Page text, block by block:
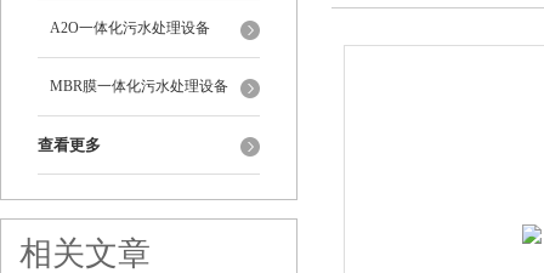
A2O一体化污水处理设备
MBR膜一体化污水处理设备
查看更多
相关文章